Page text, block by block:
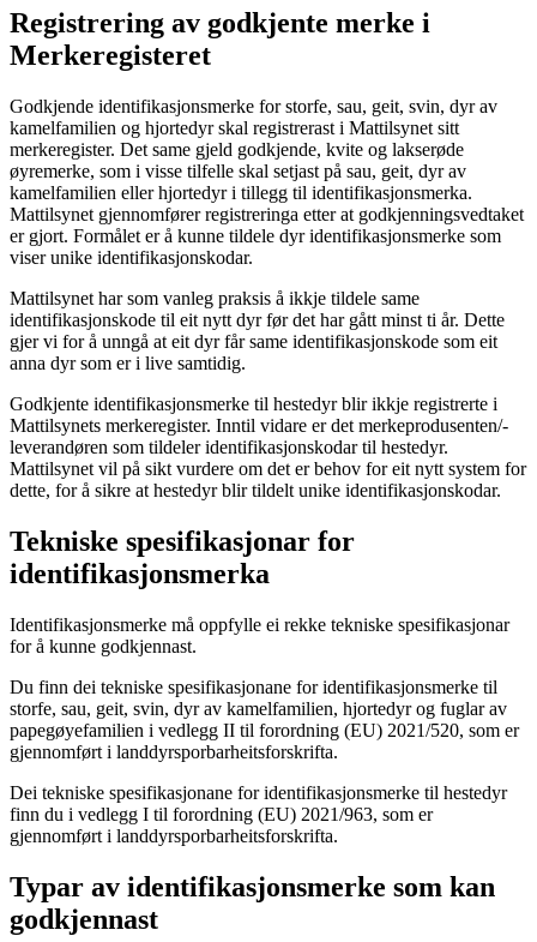
Registrering av godkjente merke i
Merkeregisteret
Godkjende identifikasjonsmerke for storfe, sau, geit, svin, dyr av
kamelfamilien og hjortedyr skal registrerast i Mattilsynet sitt
merkeregister. Det same gjeld godkjende, kvite og lakserøde
øyremerke, som i visse tilfelle skal setjast på sau, geit, dyr av
kamelfamilien eller hjortedyr i tillegg til identifikasjonsmerka.
Mattilsynet gjennomfører registreringa etter at godkjenningsvedtaket
er gjort. Formålet er å kunne tildele dyr identifikasjonsmerke som
viser unike identifikasjonskodar.
Mattilsynet har som vanleg praksis å ikkje tildele same
identifikasjonskode til eit nytt dyr før det har gått minst ti år. Dette
gjer vi for å unngå at eit dyr får same identifikasjonskode som eit
anna dyr som er i live samtidig.
Godkjente identifikasjonsmerke til hestedyr blir ikkje registrerte i
Mattilsynets merkeregister. Inntil vidare er det merkeprodusenten/-
leverandøren som tildeler identifikasjonskodar til hestedyr.
Mattilsynet vil på sikt vurdere om det er behov for eit nytt system for
dette, for å sikre at hestedyr blir tildelt unike identifikasjonskodar.
Tekniske spesifikasjonar for
identifikasjonsmerka
Identifikasjonsmerke må oppfylle ei rekke tekniske spesifikasjonar
for å kunne godkjennast.
Du finn dei tekniske spesifikasjonane for identifikasjonsmerke til
storfe, sau, geit, svin, dyr av kamelfamilien, hjortedyr og fuglar av
papegøyefamilien i vedlegg II til forordning (EU) 2021/520, som er
gjennomført i landdyrsporbarheitsforskrifta.
Dei tekniske spesifikasjonane for identifikasjonsmerke til hestedyr
finn du i vedlegg I til forordning (EU) 2021/963, som er
gjennomført i landdyrsporbarheitsforskrifta.
Typar av identifikasjonsmerke som kan
godkjennast